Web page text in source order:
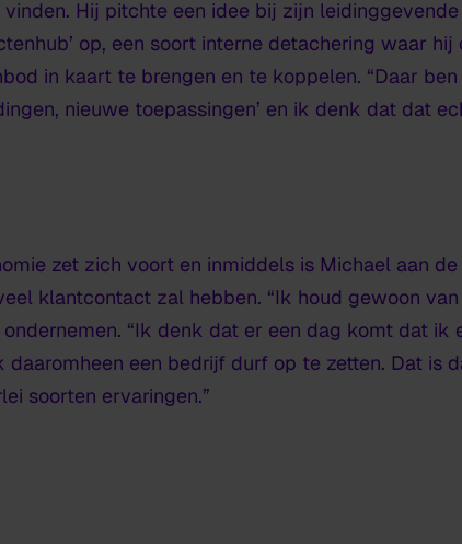
Hij pitchte een idee bij zijn
op, een soort interne detachering waar
in kaart te brengen en te koppelen. “Daar
nieuwe toepassingen’ en ik denk dat dat
zet zich voort en inmiddels is Michael aan
klantcontact zal hebben. “Ik houd gewoon
“Ik denk dat er een dag komt dat ik
een bedrijf durf op te zetten. Dat is
soorten ervaringen.”